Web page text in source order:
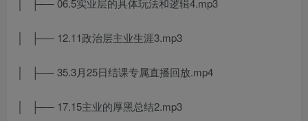
│ ├── 06.5实业层的具体玩法和逻辑4.mp3
│ ├── 12.11政治层主业生涯3.mp3
│ ├── 35.3月25日结课专属直播回放.mp4
│ ├── 17.15主业的厚黑总结2.mp3